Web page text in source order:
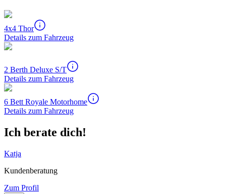
4x4 Thor
Details zum Fahrzeug
2 Berth Deluxe S/T
Details zum Fahrzeug
6 Bett Royale Motorhome
Details zum Fahrzeug
Ich berate dich!
Katja
Kundenberatung
Zum Profil